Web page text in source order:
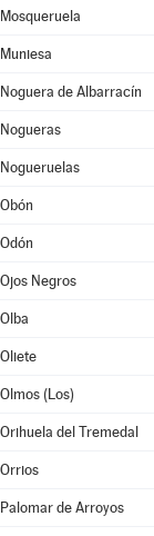
Mosqueruela
Muniesa
Noguera de Albarracín
Nogueras
Nogueruelas
Obón
Odón
Ojos Negros
Olba
Oliete
Olmos (Los)
Orihuela del Tremedal
Orrios
Palomar de Arroyos